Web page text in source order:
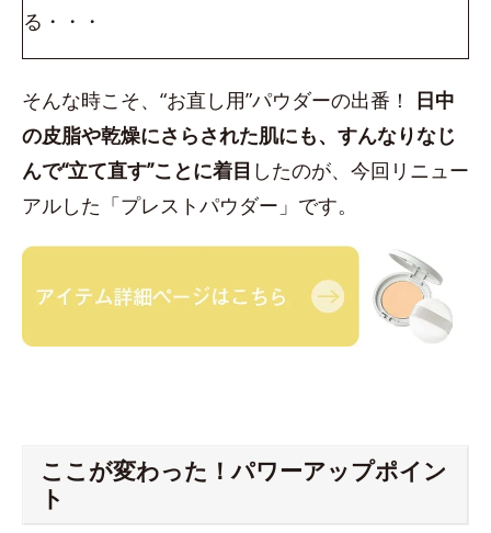
る・・・
そんな時こそ、“お直し用”パウダーの出番！ 日中
の皮脂や乾燥にさらされた肌にも、すんなりなじ
んで“立て直す”ことに着目 したのが、今回リニュー
アルした「プレストパウダー」です。
ここが変わった！パワーアップポイン
ト